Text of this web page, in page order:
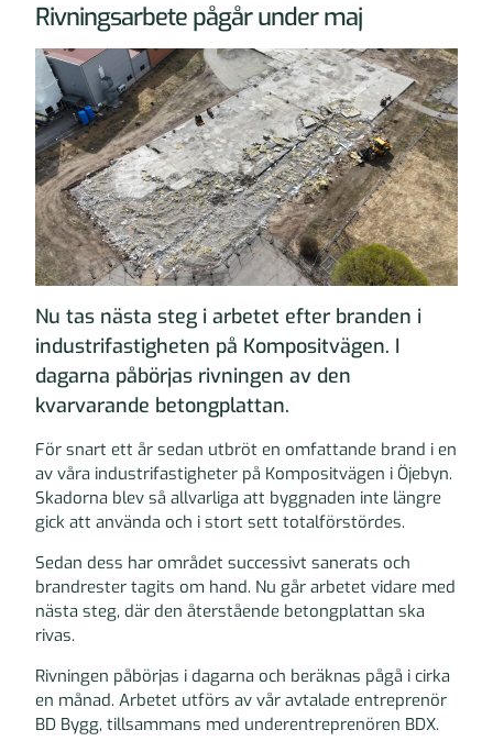
Rivningsarbete pågår under maj
Nu tas nästa steg i arbetet efter branden i
industrifastigheten på Kompositvägen. I
dagarna påbörjas rivningen av den
kvarvarande betongplattan.
För snart ett år sedan utbröt en omfattande brand i en
av våra industrifastigheter på Kompositvägen i Öjebyn.
Skadorna blev så allvarliga att byggnaden inte längre
gick att använda och i stort sett totalförstördes.
Sedan dess har området successivt sanerats och
brandrester tagits om hand. Nu går arbetet vidare med
nästa steg, där den återstående betongplattan ska
rivas.
Rivningen påbörjas i dagarna och beräknas pågå i cirka
en månad. Arbetet utförs av vår avtalade entreprenör
BD Bygg, tillsammans med underentreprenören BDX.